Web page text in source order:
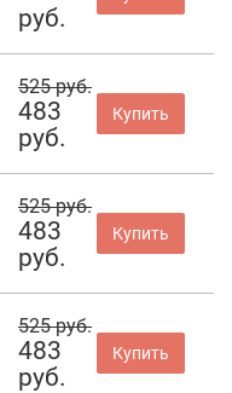
руб.
525 руб.
483
руб.
Купить
525 руб.
483
руб.
Купить
525 руб.
483
руб.
Купить